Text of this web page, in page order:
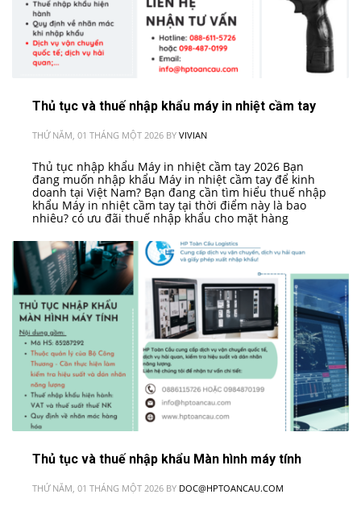
Thủ tục và thuế nhập khẩu máy in nhiệt cầm tay
THỨ NĂM, 01 THÁNG MỘT 2026 BY VIVIAN
Thủ tục nhập khẩu Máy in nhiệt cầm tay 2026 Bạn
đang muốn nhập khẩu Máy in nhiệt cầm tay để kinh
doanh tại Việt Nam? Bạn đang cần tìm hiểu thuế nhập
khẩu Máy in nhiệt cầm tay tại thời điểm này là bao
nhiêu? có ưu đãi thuế nhập khẩu cho mặt hàng
Thủ tục và thuế nhập khẩu Màn hình máy tính
THỨ NĂM, 01 THÁNG MỘT 2026 BY DOC@HPTOANCAU.COM